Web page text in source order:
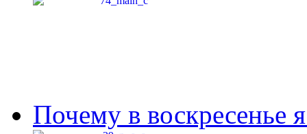
Почему в воскресенье